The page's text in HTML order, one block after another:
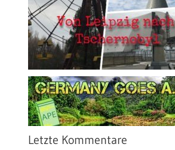
Letzte Kommentare